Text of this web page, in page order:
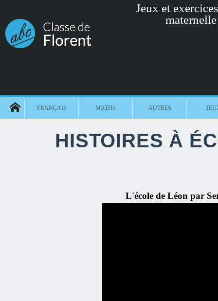
Jeux et
FRANÇAIS MATHS AUTRES
HISTOIRES À
L'école de Léon par